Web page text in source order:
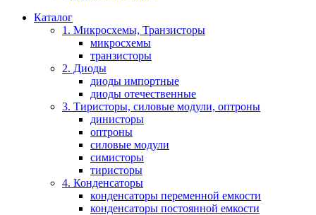
Каталог
1. Микросхемы, Транзисторы
микросхемы
транзисторы
2. Диоды
диоды импортные
диоды отечественные
3. Тиристоры, силовые модули, оптроны
динисторы
оптроны
силовые модули
симисторы
тиристоры
4. Конденсаторы
конденсаторы переменной емкости
конденсаторы постоянной емкости